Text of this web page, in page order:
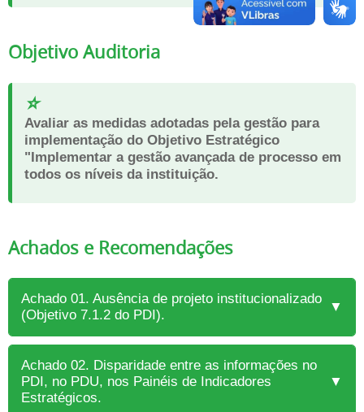
Objetivo Auditoria
⭐
Avaliar as medidas adotadas pela gestão para
implementação do Objetivo Estratégico
"Implementar a gestão avançada de processo em
todos os níveis da instituição.
Achados e Recomendações
Achado 01. Ausência de projeto institucionalizado
(Objetivo 7.1.2 do PDI).
▼
Achado 02. Disparidade entre as informações no
PDI, no PDU, nos Painéis de Indicadores
Estratégicos.
▼